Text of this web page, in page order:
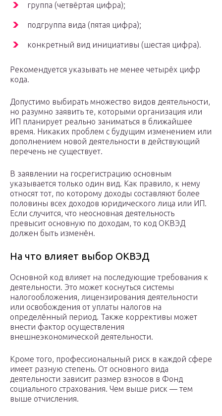
группа (четвёртая цифра);
подгруппа вида (пятая цифра);
конкретный вид инициативы (шестая цифра).
Рекомендуется указывать не менее четырёх цифр
кода.
Допустимо выбирать множество видов деятельности,
но разумно заявить те, которыми организация или
ИП планирует реально заниматься в ближайшее
время. Никаких проблем с будущим изменением или
дополнением новой деятельности в действующий
перечень не существует.
В заявлении на госрегистрацию основным
указывается только один вид. Как правило, к нему
относят тот, по которому доходы составляют более
половины всех доходов юридического лица или ИП.
Если случится, что неосновная деятельность
превысит основную по доходам, то код ОКВЭД
должен быть изменён.
На что влияет выбор ОКВЭД
Основной код влияет на последующие требования к
деятельности. Это может коснуться системы
налогообложения, лицензирования деятельности
или освобождения от уплаты налогов на
определённый период. Также коррективы может
внести фактор осуществления
внешнеэкономической деятельности.
Кроме того, профессиональный риск в каждой сфере
имеет разную степень. От основного вида
деятельности зависит размер взносов в Фонд
социального страхования. Чем выше риск — тем
выше отчисления.